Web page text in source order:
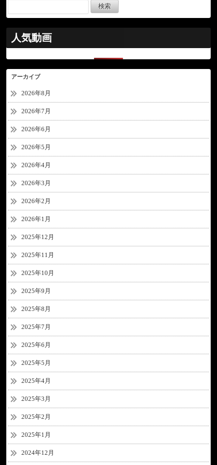
人気動画
アーカイブ
2026年8月
2026年7月
2026年6月
2026年5月
2026年4月
2026年3月
2026年2月
2026年1月
2025年12月
2025年11月
2025年10月
2025年9月
2025年8月
2025年7月
2025年6月
2025年5月
2025年4月
2025年3月
2025年2月
2025年1月
2024年12月